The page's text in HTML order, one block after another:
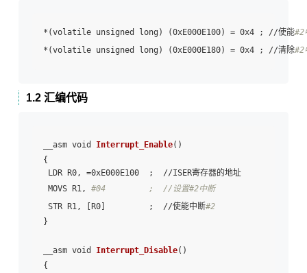
*(volatile unsigned long) (0xE000E100) = 0x4 ; //使能#2
*(volatile unsigned long) (0xE000E180) = 0x4 ; //清除#2
1.2 汇编代码
__asm void Interrupt_Enable()
{
LDR R0, =0xE000E100  ;  //ISER寄存器的地址
MOVS R1, #04         ;  //设置#2中断
STR R1, [R0]         ;  //使能中断#2
}
__asm void Interrupt_Disable()
{